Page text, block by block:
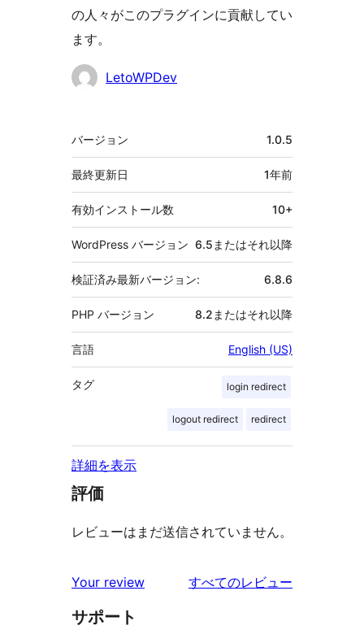
の人々がこのプラグインに貢献してい
ます。
貢
LetoWPDev
メ
タ
バージョン 1.0.5
最終更新日 1年前
有効インストール数 10+
WordPress バージョン 6.5またはそれ以降
検証済み最新バージョン: 6.8.6
PHP バージョン 8.2またはそれ以降
言語 English (US)
タグ login redirect
logout redirect redirect
詳細を表示
評価
レビューはまだ送信されていません。
Your review すべてのレビュー
サポート